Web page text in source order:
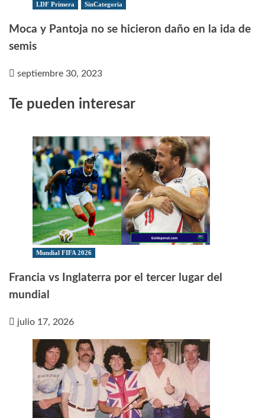
LDF Primera SinCategoria
Moca y Pantoja no se hicieron daño en la ida de
semis
septiembre 30, 2023
Te pueden interesar
Mundial FIFA 2026
Francia vs Inglaterra por el tercer lugar del
mundial
julio 17, 2026